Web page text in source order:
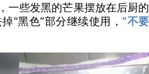
一些发黑的芒果摆放在后厨的
“黑色”部分继续使用， “不要